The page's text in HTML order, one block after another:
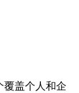
覆盖个人和企